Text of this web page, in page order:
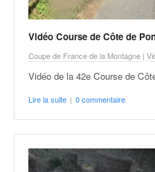
Vidéo Course de Côte de
Coupe de France de la Montagne |
Vidéo de la 42e Course de
Lire la suite | 0 commentaire